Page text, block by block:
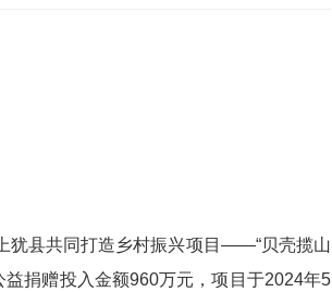
犹县共同打造乡村振兴项目——“贝壳揽山
捐赠投入金额960万元，项目于2024年5